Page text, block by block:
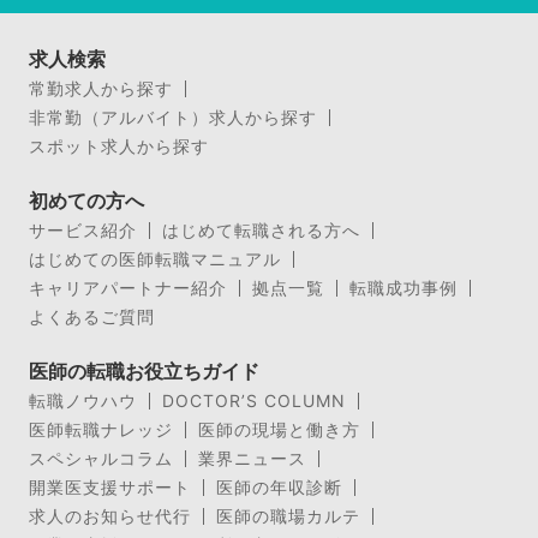
求人検索
常勤求人から探す
非常勤（アルバイト）求人から探す
スポット求人から探す
初めての方へ
サービス紹介
はじめて転職される方へ
はじめての医師転職マニュアル
キャリアパートナー紹介
拠点一覧
転職成功事例
よくあるご質問
医師の転職お役立ちガイド
転職ノウハウ
DOCTOR’S COLUMN
医師転職ナレッジ
医師の現場と働き方
スペシャルコラム
業界ニュース
開業医支援サポート
医師の年収診断
求人のお知らせ代行
医師の職場カルテ